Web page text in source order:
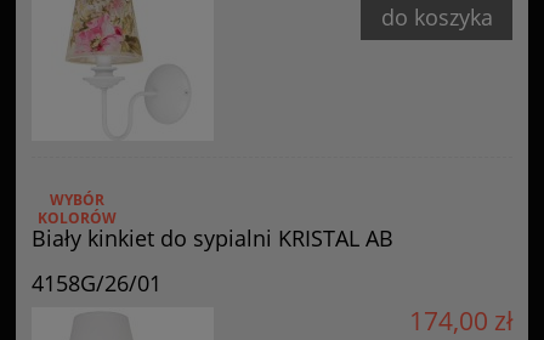
do koszyka
Biały kinkiet do sypialni KRISTAL AB
4158G/26/01
WYBÓR
KOLORÓW
174,00 zł